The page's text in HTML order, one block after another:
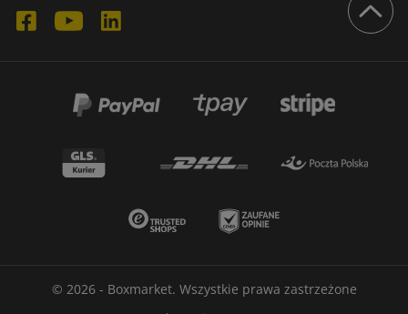
© 2026 - Boxmarket. Wszystkie prawa zastrzeżone